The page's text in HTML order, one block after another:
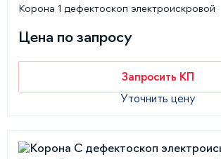
Корона 1 дефектоскоп электроискровой
Цена по запросу
Запросить КП
Уточнить цену